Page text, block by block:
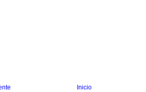
Inicio